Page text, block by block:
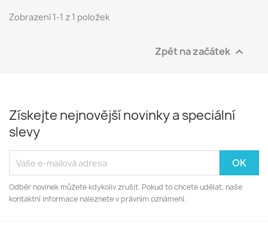
Zobrazení 1-1 z 1 položek
Zpět na začátek 
Získejte nejnovější novinky a speciální
slevy
Odběr novinek můžete kdykoliv zrušit. Pokud to chcete udělat, naše
kontaktní informace naleznete v právním oznámení.